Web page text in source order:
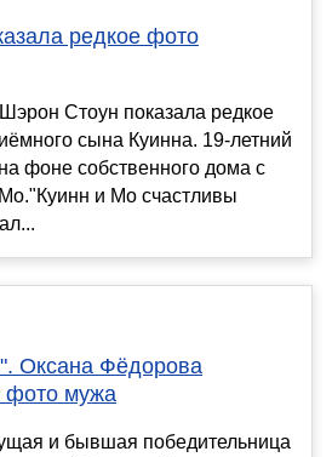
редкое фото
Стоун показала редкое
сына Куинна. 19-летний
фоне собственного дома с
и Мо счастливы
Оксана Фёдорова
фото мужа
и бывшая победительница